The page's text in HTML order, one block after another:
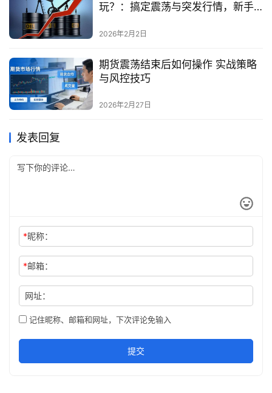
玩？：搞定震荡与突发行情，新手
2026年2月2日
期货震荡结束后如何操作 实战策略
与风控技巧
2026年2月27日
发表回复
*昵称：
*邮箱：
网址：
记住昵称、邮箱和网址，下次评论免输入
提交